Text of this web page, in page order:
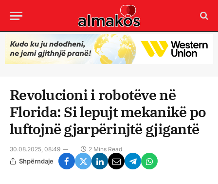
Revolucioni i robotëve në
Florida: Si lepujt mekanikë po
luftojnë gjarpërinjtë gjigantë
30.08.2025, 08:49 2 Mins Read
Shpërndaje